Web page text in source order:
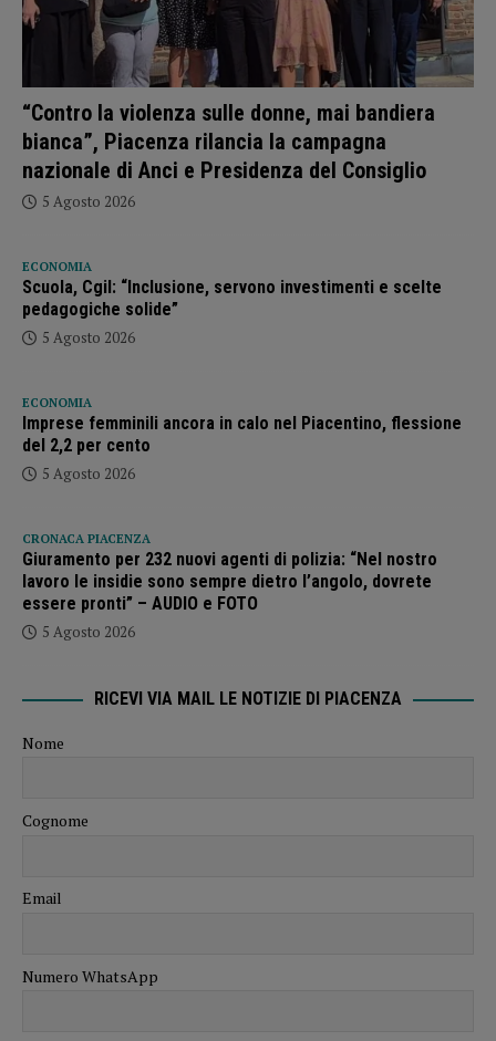
“Contro la violenza sulle donne, mai bandiera
bianca”, Piacenza rilancia la campagna
nazionale di Anci e Presidenza del Consiglio
5 Agosto 2026
ECONOMIA
Scuola, Cgil: “Inclusione, servono investimenti e scelte
pedagogiche solide”
5 Agosto 2026
ECONOMIA
Imprese femminili ancora in calo nel Piacentino, flessione
del 2,2 per cento
5 Agosto 2026
CRONACA PIACENZA
Giuramento per 232 nuovi agenti di polizia: “Nel nostro
lavoro le insidie sono sempre dietro l’angolo, dovrete
essere pronti” – AUDIO e FOTO
5 Agosto 2026
RICEVI VIA MAIL LE NOTIZIE DI PIACENZA
Nome
Cognome
Email
Numero WhatsApp